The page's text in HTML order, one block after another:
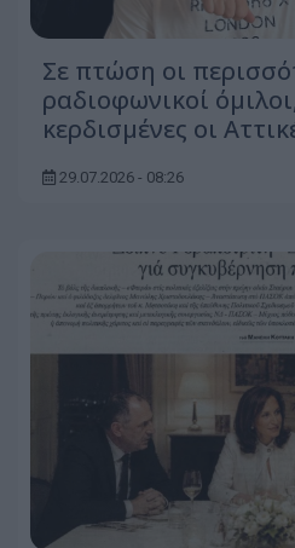
Σε πτώση οι
ραδιοφωνικοί
κερδισμένες οι
29.07.2026 - 08:26